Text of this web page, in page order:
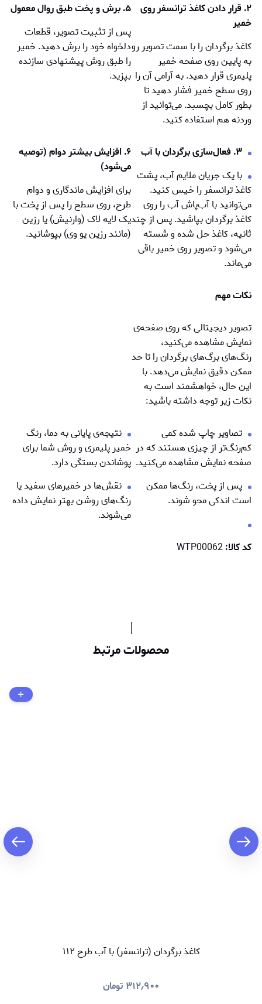
۲. قرار دادن کاغذ ترانسفر روی
خمیر
کاغذ برگردان را با سمت تصویر رو
به پایین روی صفحه خمير
پلیمری قرار دهید. به آرامی آن را
روی سطح خمير فشار دهید تا
بطور کامل بچسبد. می‌توانید از
وردنه هم استفاده کنید.
۵. برش و پخت طبق روال معمول
پس از تثبيت تصوير، قطعات
دلخواه خود را برش دهید. خمير
را طبق روش پیشنهادی سازنده
بپزید.
۳. فعال‌سازی برگردان با آب
با یک جریان ملایم آب، پشت
کاغذ ترانسفر را خیس کنید.
می‌توانید با آب‌پاش آب را روی
کاغذ برگردان بپاشید. پس از چند
ثانیه، کاغذ حل شده و شسته
می‌شود و تصویر روی خمیر باقی
می‌ماند.
۶. افزایش بيشتر دوام (توصيه
می‌شود)
برای افزایش ماندگاری و دوام
طرح، روی سطح را پس از پخت با
یک لایه لاک (وارنیش) یا رزین
(مانند رزین یو وی) بپوشانید.
نکات مهم
تصویر دیجیتالی که روی صفحه‌ی
نمایش مشاهده می‌کنید،
رنگ‌های برگ‌های برگردان را تا حد
ممکن دقیق نمایش می‌دهد. با
این حال، خواهشمند است به
نکات زیر توجه داشته باشید:
تصاویر چاپ شده کمی
کم‌رنگ‌تر از چیزی هستند که در
صفحه نمایش مشاهده می‌کنید.
پس از پخت، رنگ‌ها ممكن
است اندکی محو شوند.
نتيجه‌ی پایانی به دما، رنگ
خمیر پلیمری و روش شما برای
پوشاندن بستگی دارد.
نقش‌ها در خمیرهای سفید یا
رنگ‌های روشن بهتر نمایش داده
می‌شوند.
کد کالا:WTP00062
محصولات مرتبط
کاغذ برگردان (ترانسفر) با آب طرح ۱۱۲
۳۱۲٫۹۰۰ تومان